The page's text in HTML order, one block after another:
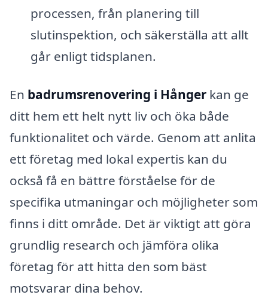
processen, från planering till
slutinspektion, och säkerställa att allt
går enligt tidsplanen.
En badrumsrenovering i Hånger kan ge
ditt hem ett helt nytt liv och öka både
funktionalitet och värde. Genom att anlita
ett företag med lokal expertis kan du
också få en bättre förståelse för de
specifika utmaningar och möjligheter som
finns i ditt område. Det är viktigt att göra
grundlig research och jämföra olika
företag för att hitta den som bäst
motsvarar dina behov.